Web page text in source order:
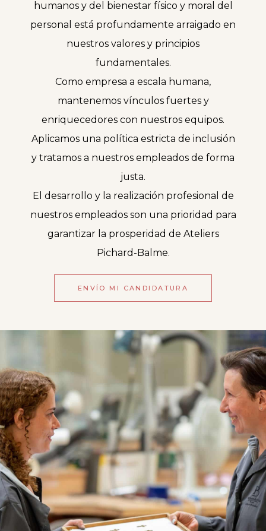
humanos y del bienestar físico y moral del
personal está profundamente arraigado en
nuestros valores y principios
fundamentales.
Como empresa a escala humana,
mantenemos vínculos fuertes y
enriquecedores con nuestros equipos.
Aplicamos una política estricta de inclusión
y tratamos a nuestros empleados de forma
justa.
El desarrollo y la realización profesional de
nuestros empleados son una prioridad para
garantizar la prosperidad de Ateliers
Pichard-Balme.
ENVÍO MI CANDIDATURA